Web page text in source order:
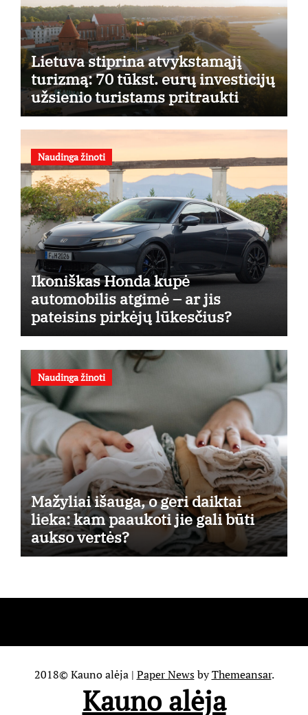
Lietuva stiprina atvykstamąjį
turizmą: 70 tūkst. eurų investicijų
užsienio turistams pritraukti
Naudinga žinoti
Ikoniškas Honda kupė
automobilis atgimė – ar jis
pateisins pirkėjų lūkesčius?
Naudinga žinoti
Mažyliai išauga, o geri daiktai
lieka: kam paaukoti jie gali būti
aukso vertės?
2018© Kauno alėja | Paper NewsbyThemeansar.
Kauno alėja